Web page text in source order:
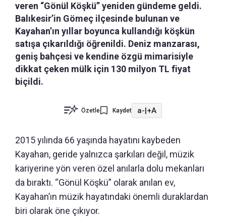
veren “Gönül Köşkü” yeniden gündeme geldi.
Balıkesir’in Gömeç ilçesinde bulunan ve
Kayahan’ın yıllar boyunca kullandığı köşkün
satışa çıkarıldığı öğrenildi. Deniz manzarası,
geniş bahçesi ve kendine özgü mimarisiyle
dikkat çeken mülk için 130 milyon TL fiyat
biçildi.
Özetle Kaydet a-|+A
2015 yılında 66 yaşında hayatını kaybeden
Kayahan, geride yalnızca şarkıları değil, müzik
kariyerine yön veren özel anılarla dolu mekanları
da bıraktı. “Gönül Köşkü” olarak anılan ev,
Kayahan’ın müzik hayatındaki önemli duraklardan
biri olarak öne çıkıyor.